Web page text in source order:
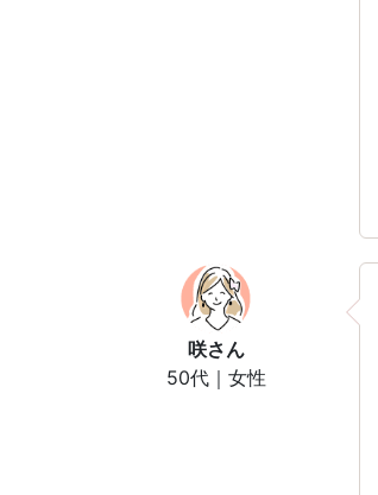
咲さん
50代｜女性